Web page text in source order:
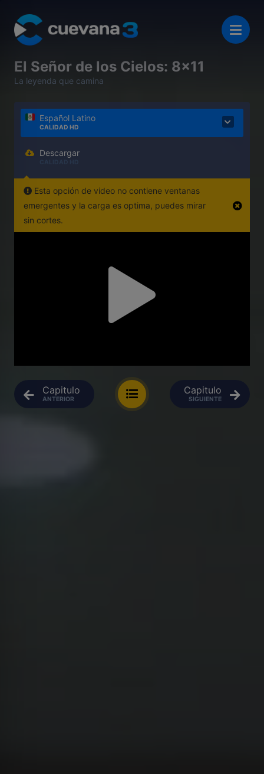
El Señor de los Cielos: 8x11
La leyenda que camina
Español Latino
CALIDAD HD
Descargar
Esta opción de video no contiene ventanas
emergentes y la carga es optima, puedes mirar
sin cortes.
Capitulo
ANTERIOR
Capitulo
SIGUIENTE